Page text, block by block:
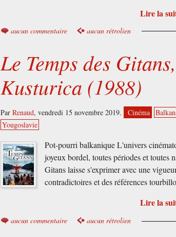
Lire la
aucun commentaire aucun rétrolien
Le Temps des
Kusturica (1988)
ParRenaud,vendredi 15 novembre 2019. Cinéma
Yougoslavie
Pot-pourri balkanique L'univers
joyeux bordel, toutes périodes et toutes
Gitans laisse s'exprimer avec une
contradictoires et des références
Lire la
aucun commentaire aucun rétrolien